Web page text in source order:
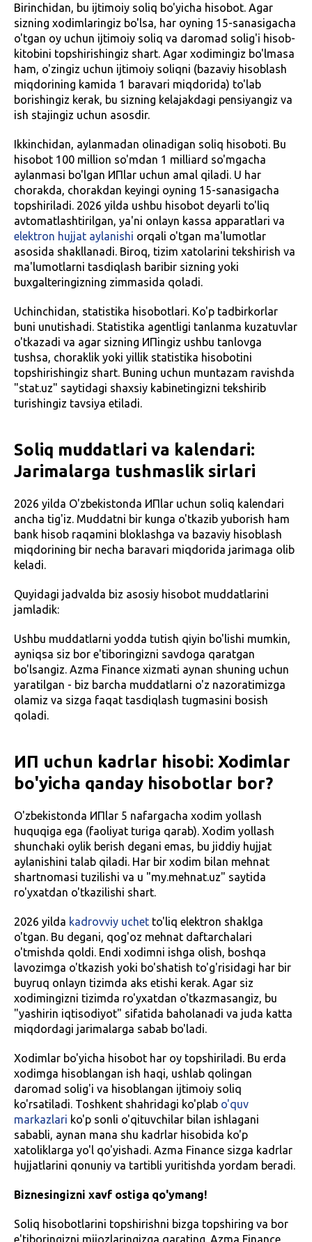
Birinchidan, bu ijtimoiy soliq bo'yicha hisobot. Agar
sizning xodimlaringiz bo'lsa, har oyning 15-sanasigacha
o'tgan oy uchun ijtimoiy soliq va daromad solig'i hisob-
kitobini topshirishingiz shart. Agar xodimingiz bo'lmasa
ham, o'zingiz uchun ijtimoiy soliqni (bazaviy hisoblash
miqdorining kamida 1 baravari miqdorida) to'lab
borishingiz kerak, bu sizning kelajakdagi pensiyangiz va
ish stajingiz uchun asosdir.
Ikkinchidan, aylanmadan olinadigan soliq hisoboti. Bu
hisobot 100 million so'mdan 1 milliard so'mgacha
aylanmasi bo'lgan ИПlar uchun amal qiladi. U har
chorakda, chorakdan keyingi oyning 15-sanasigacha
topshiriladi. 2026 yilda ushbu hisobot deyarli to'liq
avtomatlashtirilgan, ya'ni onlayn kassa apparatlari va
elektron hujjat aylanishi orqali o'tgan ma'lumotlar
asosida shakllanadi. Biroq, tizim xatolarini tekshirish va
ma'lumotlarni tasdiqlash baribir sizning yoki
buxgalteringizning zimmasida qoladi.
Uchinchidan, statistika hisobotlari. Ko'p tadbirkorlar
buni unutishadi. Statistika agentligi tanlanma kuzatuvlar
o'tkazadi va agar sizning ИПingiz ushbu tanlovga
tushsa, choraklik yoki yillik statistika hisobotini
topshirishingiz shart. Buning uchun muntazam ravishda
"stat.uz" saytidagi shaxsiy kabinetingizni tekshirib
turishingiz tavsiya etiladi.
Soliq muddatlari va kalendari:
Jarimalarga tushmaslik sirlari
2026 yilda O'zbekistonda ИПlar uchun soliq kalendari
ancha tig'iz. Muddatni bir kunga o'tkazib yuborish ham
bank hisob raqamini bloklashga va bazaviy hisoblash
miqdorining bir necha baravari miqdorida jarimaga olib
keladi.
Quyidagi jadvalda biz asosiy hisobot muddatlarini
jamladik:
Ushbu muddatlarni yodda tutish qiyin bo'lishi mumkin,
ayniqsa siz bor e'tiboringizni savdoga qaratgan
bo'lsangiz. Azma Finance xizmati aynan shuning uchun
yaratilgan - biz barcha muddatlarni o'z nazoratimizga
olamiz va sizga faqat tasdiqlash tugmasini bosish
qoladi.
ИП uchun kadrlar hisobi: Xodimlar
bo'yicha qanday hisobotlar bor?
O'zbekistonda ИПlar 5 nafargacha xodim yollash
huquqiga ega (faoliyat turiga qarab). Xodim yollash
shunchaki oylik berish degani emas, bu jiddiy hujjat
aylanishini talab qiladi. Har bir xodim bilan mehnat
shartnomasi tuzilishi va u "my.mehnat.uz" saytida
ro'yxatdan o'tkazilishi shart.
2026 yilda kadrovviy uchet to'liq elektron shaklga
o'tgan. Bu degani, qog'oz mehnat daftarchalari
o'tmishda qoldi. Endi xodimni ishga olish, boshqa
lavozimga o'tkazish yoki bo'shatish to'g'risidagi har bir
buyruq onlayn tizimda aks etishi kerak. Agar siz
xodimingizni tizimda ro'yxatdan o'tkazmasangiz, bu
"yashirin iqtisodiyot" sifatida baholanadi va juda katta
miqdordagi jarimalarga sabab bo'ladi.
Xodimlar bo'yicha hisobot har oy topshiriladi. Bu erda
xodimga hisoblangan ish haqi, ushlab qolingan
daromad solig'i va hisoblangan ijtimoiy soliq
ko'rsatiladi. Toshkent shahridagi ko'plab o'quv
markazlari ko'p sonli o'qituvchilar bilan ishlagani
sababli, aynan mana shu kadrlar hisobida ko'p
xatoliklarga yo'l qo'yishadi. Azma Finance sizga kadrlar
hujjatlarini qonuniy va tartibli yuritishda yordam beradi.
Biznesingizni xavf ostiga qo'ymang!
Soliq hisobotlarini topshirishni bizga topshiring va bor
e'tiboringizni mijozlaringizga qarating. Azma Finance